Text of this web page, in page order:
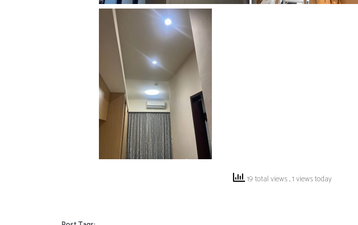
19 total views, 1 views today